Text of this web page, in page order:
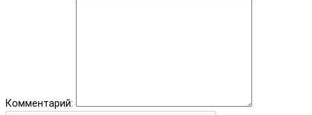
Комментарий: